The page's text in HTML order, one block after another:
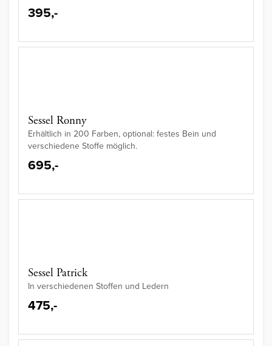
395,-
Sessel Ronny
Erhältlich in 200 Farben, optional: festes Bein und
verschiedene Stoffe möglich.
695,-
Sessel Patrick
In verschiedenen Stoffen und Ledern
475,-